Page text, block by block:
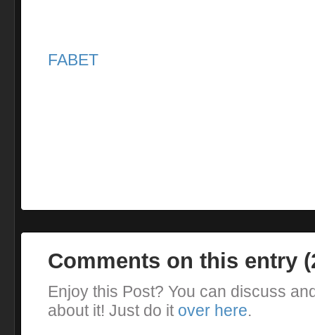
FABET
Comments on this entry
Enjoy this Post? You can discuss
about it! Just do it over here.